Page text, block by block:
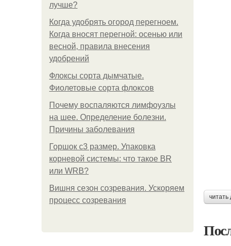
лучше?
Когда удобрять огород перегноем.
Когда вносят перегной: осенью или
весной, правила внесения
удобрений
Флоксы сорта дымчатые.
Фиолетовые сорта флоксов
Почему воспаляются лимфоузлы
на шее. Определение болезни.
Причины заболевания
Горшок с3 размер. Упаковка
корневой системы: что такое BR
или WRB?
Вишня сезон созревания. Ускоряем
процесс созревания